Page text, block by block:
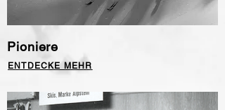
Pioniere
ENTDECKE MEHR